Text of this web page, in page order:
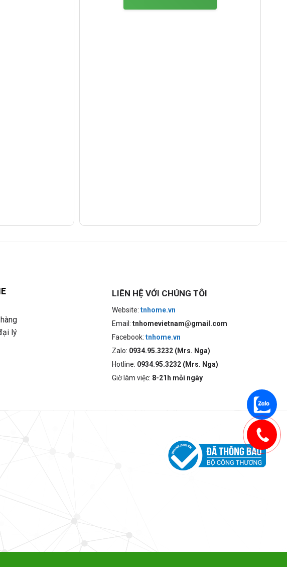
lý
LIÊN HỆ VỚI CHÚNG TÔI
Website: tnhome.vn
Email: tnhomevietnam@gmail.com
Facebook: tnhome.vn
Zalo: 0934.95.3232 (Mrs. Nga)
Hotline: 0934.95.3232 (Mrs. Nga)
Giờ làm việc: 8-21h mỗi ngày